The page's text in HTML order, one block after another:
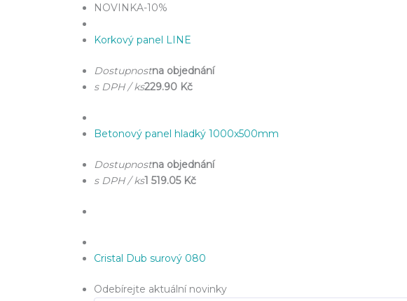
NOVINKA-10%
Korkový panel LINE
Dostupnostna objednání
s DPH / ks229.90 Kč
Betonový panel hladký 1000x500mm
Dostupnostna objednání
s DPH / ks1 519.05 Kč
Cristal Dub surový 080
Odebírejte aktuální novinky